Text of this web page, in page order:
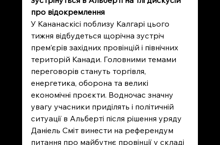
про відокремлення
У Кананаскісі поблизу Калгарі цього
тижня відбудеться щорічна зустріч
прем’єрів західних провінцій і північних
територій Канади. Головними темами
переговорів стануть торгівля,
енергетика, оборона та великі
економічні проєкти. Водночас значну
увагу учасники приділять і політичній
ситуації в Альберті після рішення уряду
Даніель Сміт винести на референдум
питання про майбутнє провінції у складі